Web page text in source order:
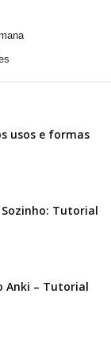
usos e formas
Tutorial
Anki – Tutorial